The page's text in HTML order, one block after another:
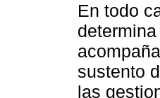
En todo
sustento
las